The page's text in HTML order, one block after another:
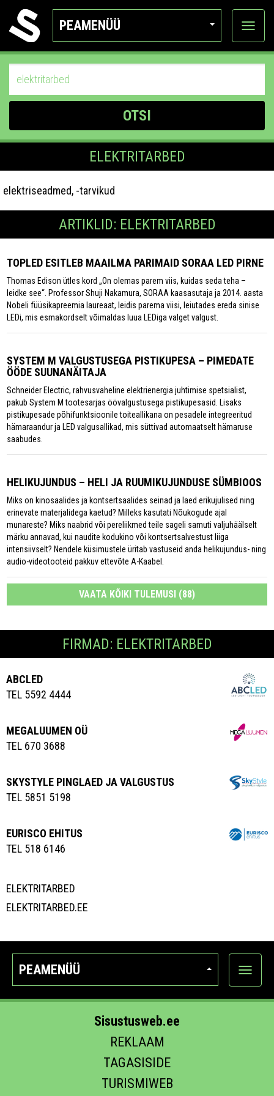
PEAMENÜÜ
Ava
OTSI
ELEKTRITARBED
elektriseadmed, -tarvikud
ARTIKLID: ELEKTRITARBED
TOPLED ESITLEB MAAILMA PARIMAID SORAA LED PIRNE
Thomas Edison ütles kord „On olemas parem viis, kuidas seda teha –
leidke see“. Professor Shuji Nakamura, SORAA kaasasutaja ja 2014. aasta
Nobeli füüsikapreemia laureaat, leidis parema viisi, leiutades ereda sinise
LEDi, mis esmakordselt võimaldas luua LEDiga valget valgust.
SYSTEM M VALGUSTUSEGA PISTIKUPESA – PIMEDATE
ÖÖDE SUUNANÄITAJA
Schneider Electric, rahvusvaheline elektrienergia juhtimise spetsialist,
pakub System M tootesarjas öövalgustusega pistikupesasid. Lisaks
pistikupesade põhifunktsioonile toiteallikana on pesadele integreeritud
hämaraandur ja LED valgusallikad, mis süttivad automaatselt hämaruse
saabudes.
HELIKUJUNDUS – HELI JA RUUMIKUJUNDUSE SÜMBIOOS
Miks on kinosaalides ja kontsertsaalides seinad ja laed erikujulised ning
erinevate materjalidega kaetud? Milleks kasutati Nõukogude ajal
munareste? Miks naabrid või pereliikmed teile sageli samuti valjuhäälselt
märku annavad, kui naudite kodukino või kontsertsalvestust liiga
intensiivselt? Nendele küsimustele üritab vastuseid anda helikujundus- ning
audio-videotooteid pakkuv ettevõte A-Kaabel.
VAATA KÕIKI TULEMUSI (88)
FIRMAD: ELEKTRITARBED
ABCLED
TEL 5592 4444
MEGALUUMEN OÜ
TEL 670 3688
SKYSTYLE PINGLAED JA VALGUSTUS
TEL 5851 5198
EURISCO EHITUS
TEL 518 6146
ELEKTRITARBED
ELEKTRITARBED.EE
PEAMENÜÜ
Ava
Sisustusweb.ee
REKLAAM
TAGASISIDE
TURISMIWEB